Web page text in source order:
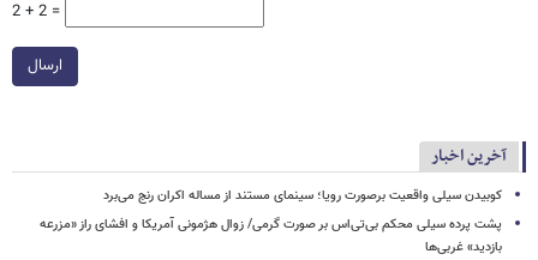
2 + 2 =
ارسال
آخرین اخبار
کوبیدن سیلی واقعیت برصورت رویا؛ سینمای مستند از مساله اکران رنج می‌برد
پشت پرده سیلی محکم بی‌تی‌اس بر صورت گرمی/ زوال هژمونی آمریکا و افشای راز «مزرعه
بازدید» غربی‌ها